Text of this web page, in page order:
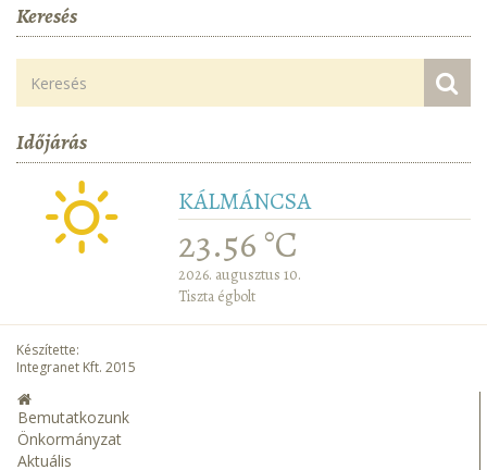
Keresés
Időjárás
KÁLMÁNCSA
23.56 °C
2026. augusztus 10.
Tiszta égbolt
Készítette:
Integranet Kft. 2015
Bemutatkozunk
Önkormányzat
Aktuális